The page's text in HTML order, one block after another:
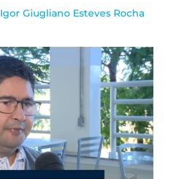
Igor Giugliano Esteves Rocha